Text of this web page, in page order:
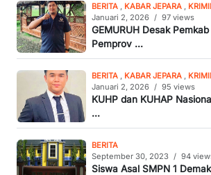
BERITA KABAR JEPARA
Januari 2, 2026 / 97 views
GEMURUH Desak
Pemprov ...
BERITA KABAR JEPARA
Januari 2, 2026 / 95 views
KUHP dan KUHAP
...
BERITA
September 30, 2023 / 94
Siswa Asal SMPN 1